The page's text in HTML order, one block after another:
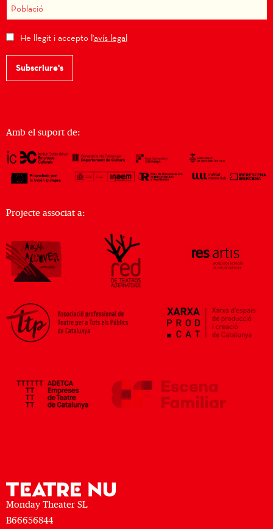
He llegit i accepto l'avís legal
Subscriure's
Amb el suport de:
Projecte associat a:
Monday Theater SL
B66656844